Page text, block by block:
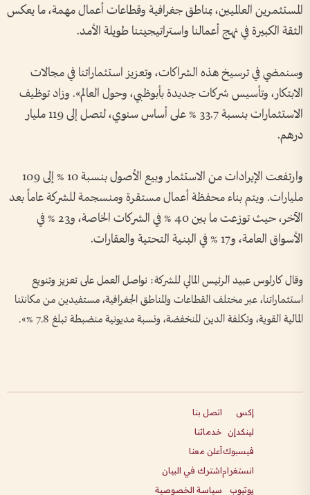
المستثمرين العالميين، بمناطق جغرافية وقطاعات أعمال مهمة، ما يعكس
الثقة الكبيرة في نهج أعمالنا واستراتيجيتنا طويلة الأمد.
وسنمضي في ترسيخ هذه الشراكات، وتعزيز استثماراتنا في مجالات
الابتكار، وتأسيس شركات جديدة بأبوظبي، وحول العالم». وزاد توظيف
الاستثمارات بنسبة 33.7 % على أساس سنوي، لتصل إلى 119 مليار
درهم.
وارتفعت الإيرادات من الاستثمار وبيع الأصول بنسبة 10 % إلى 109
مليارات. ويتم بناء محفظة أعمال مستقرة ومنسجمة للشركة عاماً بعد
الآخر، حيث توزعت ما بين 40 % في الشركات الخاصة، و23 % في
الأسواق العامة، و17 % في البنية التحتية والعقارات.
وقال كارلوس عبيد الرئيس المالي للشركة: نواصل العمل على تعزيز وتنويع
استثماراتنا، عبر مختلف القطاعات والمناطق الجغرافية، مستفيدين من مكانتنا
المالية القوية، وتكلفة الدين المنخفضة، ونسبة مديونية منضبطة تبلغ 7.8 %».
إكس
لينكدإن
فيسبوك
انستغرام
يوتيوب
اتصل بنا
خدماتنا
أعلن معنا
اشترك في البيان
سياسة الخصوصية